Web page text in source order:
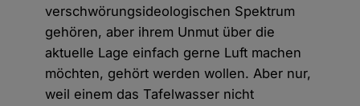
verschwörungsideologischen Spektrum
gehören, aber ihrem Unmut über die
aktuelle Lage einfach gerne Luft machen
möchten, gehört werden wollen. Aber nur,
weil einem das Tafelwasser nicht